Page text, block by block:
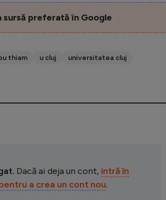
preferată în Google
thiam u cluj
universitatea cluj
Dacă ai deja un cont, intră în
a crea un cont nou.